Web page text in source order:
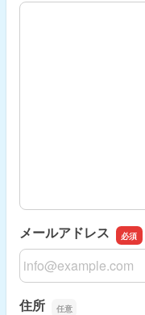
ご相談内容
メールアドレス
メールアドレス
住所